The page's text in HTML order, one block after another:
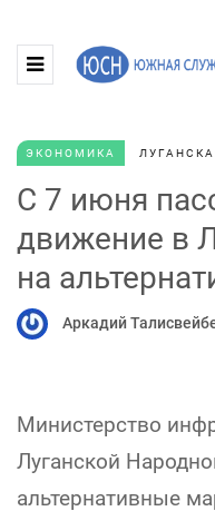
ЭКОНОМИКА
С 7 июня
движение в
на
Аркадий
Министерство
Луганской
альтернативные